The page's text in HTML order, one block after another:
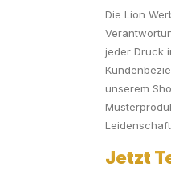
Die Lion
jeder Druck
unserem
Jetzt